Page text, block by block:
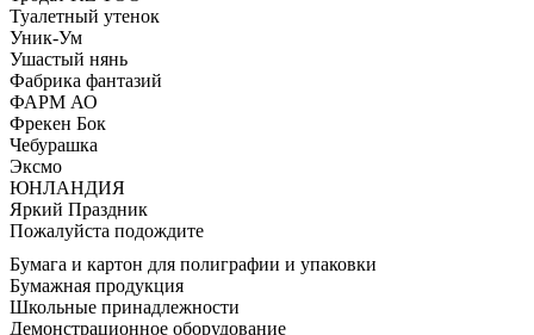
Туалетный утенок
Уник-Ум
Ушастый нянь
Фабрика фантазий
ФАРМ АО
Фрекен Бок
Чебурашка
Эксмо
ЮНЛАНДИЯ
Яркий Праздник
Пожалуйста подождите
Бумага и картон для полиграфии и упаковки
Бумажная продукция
Школьные принадлежности
Демонстрационное оборудование